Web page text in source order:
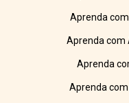
Aprenda
Aprenda com
Aprenda
Aprenda